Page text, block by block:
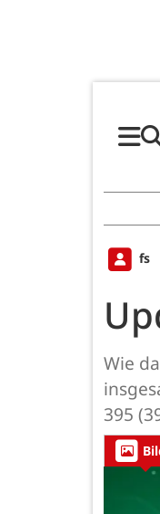
fs
Wie
395